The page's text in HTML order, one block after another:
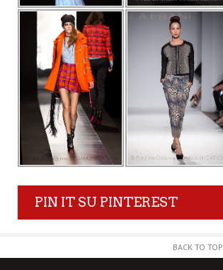
PIN IT SU PINTEREST
BACK TO TOP